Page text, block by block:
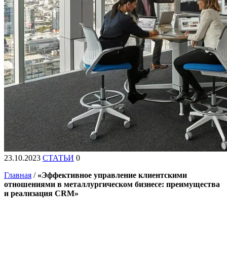
23.10.2023 СТАТЬИ 0
Главная / «Эффективное управление клиентскими
отношениями в металлургическом бизнесе: преимущества
и реализация CRM»